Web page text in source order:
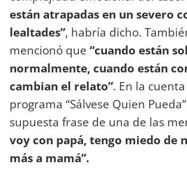
están atrapadas en un severo
lealtades”, habría dicho.
mencionó que “cuando están
normalmente, cuando están
cambian el relato”. En la
programa “Sálvese Quien
supuesta frase de una de las
voy con papá, tengo miedo de
más a mamá”.